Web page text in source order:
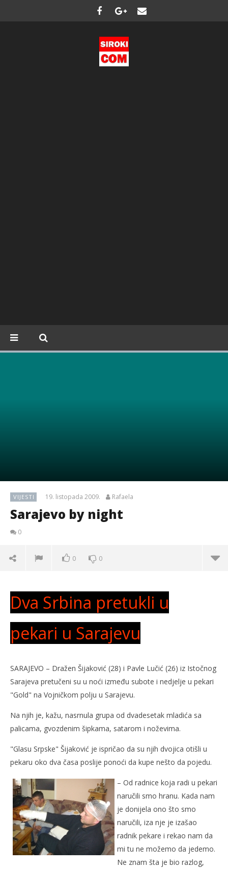
VIJESTI 19. listopada 2009. Rafaela
Sarajevo by night
0
0 0
NOW VIEWING
Sarajevo by night
19.
listopada
2009.
Dva Srbina pretukli u
pekari u Sarajevu
SARAJEVO – Dražen Šijaković (28) i Pavle Lučić (26) iz Istočnog
Sarajeva pretučeni su u noći između subote i nedjelje u pekari
"Gold" na Vojničkom polju u Sarajevu.
Na njih je, kažu, nasrnula grupa od dvadesetak mladića sa
palicama, gvozdenim šipkama, satarom i noževima.
"Glasu Srpske" Šijaković je ispričao da su njih dvojica otišli u
pekaru oko dva časa poslije ponoći da kupe nešto da pojedu.
– Od radnice koja radi u pekari
naručili smo hranu. Kada nam
je donijela ono što smo
naručili, iza nje je izašao
radnik pekare i rekao nam da
mi tu ne možemo da jedemo.
Ne znam šta je bio razlog,